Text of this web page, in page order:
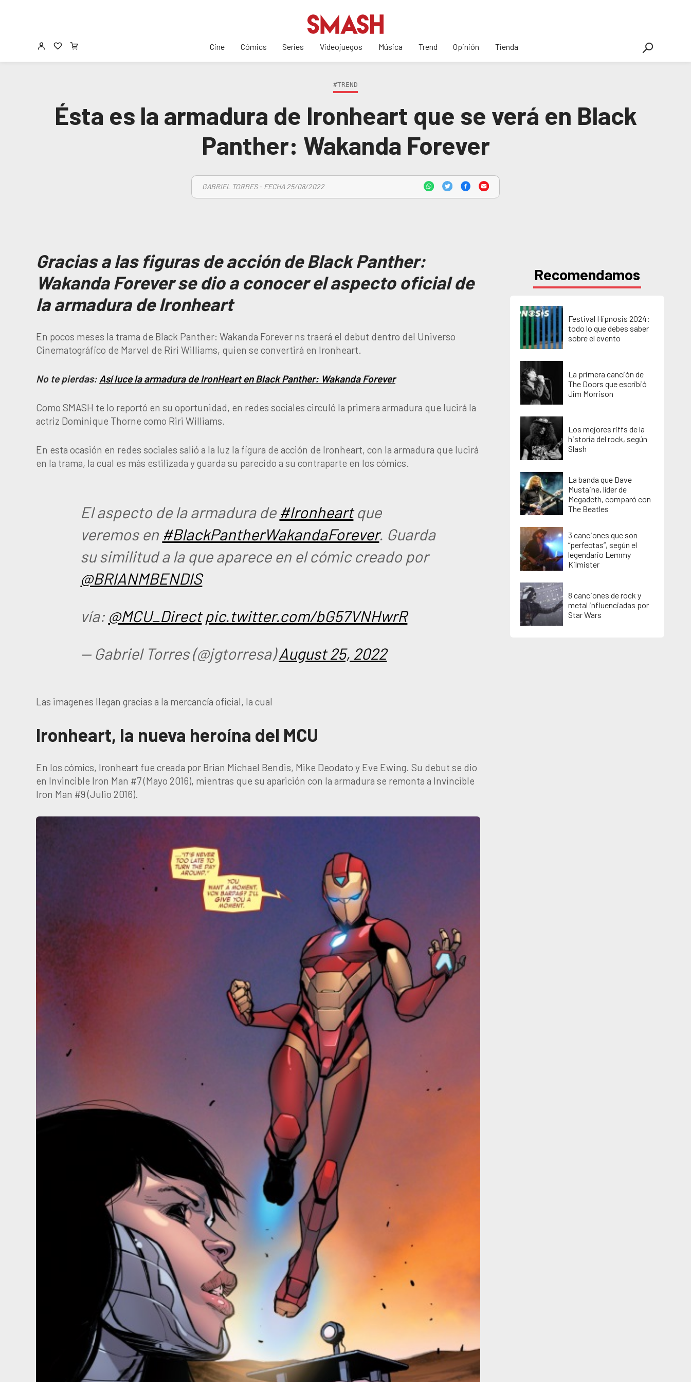
Cine Cómics Series Videojuegos Música Trend Opinión Tienda
#TREND
Ésta es la armadura de Ironheart que se verá en Black
Panther: Wakanda Forever
GABRIEL TORRES - FECHA 25/08/2022
Gracias a las figuras de acción de Black Panther:
Wakanda Forever se dio a conocer el aspecto oficial de
la armadura de Ironheart
En pocos meses la trama de Black Panther: Wakanda Forever ns traerá el debut dentro del Universo
Cinematográfico de Marvel de Riri Williams, quien se convertirá en Ironheart.
No te pierdas: Así luce la armadura de IronHeart en Black Panther: Wakanda Forever
Como SMASH te lo reportó en su oportunidad, en redes sociales circuló la primera armadura que lucirá la
actriz Dominique Thorne como Riri Williams.
En esta ocasión en redes sociales salió a la luz la figura de acción de Ironheart, con la armadura que lucirá
en la trama, la cual es más estilizada y guarda su parecido a su contraparte en los cómics.
El aspecto de la armadura de #Ironheartque
veremos en #BlackPantherWakandaForever. Guarda
su similitud a la que aparece en el cómic creado por
@BRIANMBENDIS
vía: @MCU_Direct pic.twitter.com/bG57VNHwrR
— Gabriel Torres (@jgtorresa)August 25, 2022
Las imagenes llegan gracias a la mercancía oficial, la cual
Ironheart, la nueva heroína del MCU
En los cómics, Ironheart fue creada por Brian Michael Bendis, Mike Deodato y Eve Ewing. Su debut se dio
en Invincible Iron Man #7 (Mayo 2016), mientras que su aparición con la armadura se remonta a Invincible
Iron Man #9 (Julio 2016).
Recomendamos
Festival Hipnosis 2024:
todo lo que debes saber
sobre el evento
La primera canción de
The Doors que escribió
Jim Morrison
Los mejores riffs de la
historia del rock, según
Slash
La banda que Dave
Mustaine, líder de
Megadeth, comparó con
The Beatles
3 canciones que son
“perfectas”, según el
legendario Lemmy
Kilmister
8 canciones de rock y
metal influenciadas por
Star Wars